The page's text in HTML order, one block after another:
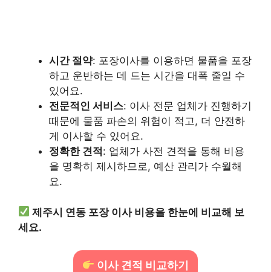
시간 절약: 포장이사를 이용하면 물품을 포장
하고 운반하는 데 드는 시간을 대폭 줄일 수
있어요.
전문적인 서비스: 이사 전문 업체가 진행하기
때문에 물품 파손의 위험이 적고, 더 안전하
게 이사할 수 있어요.
정확한 견적 : 업체가 사전 견적을 통해 비용
을 명확히 제시하므로, 예산 관리가 수월해
요.
제주시 연동 포장 이사 비용을 한눈에 비교해 보
세요.
이사 견적 비교하기